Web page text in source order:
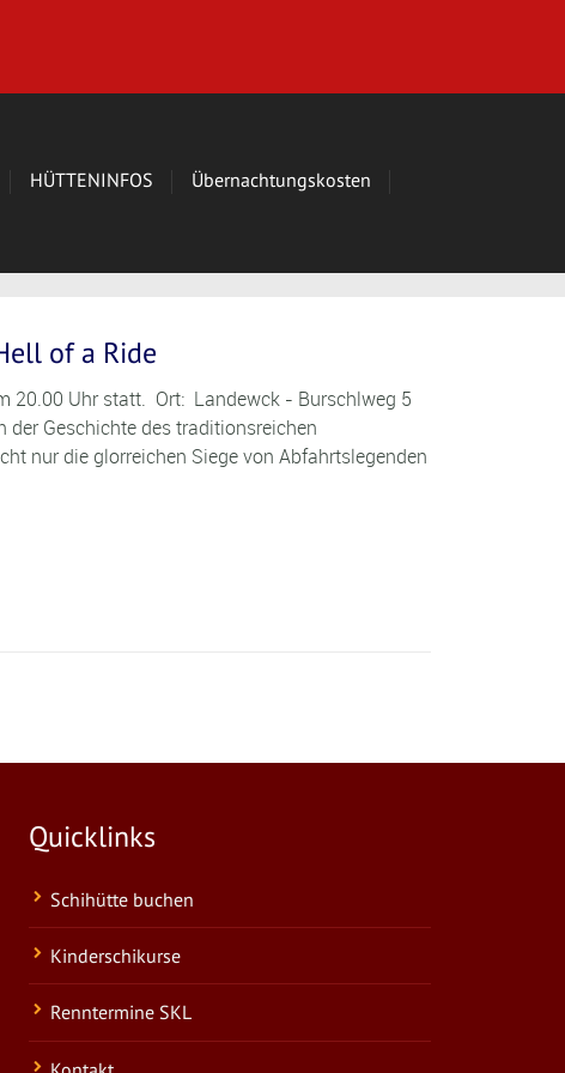
HÜTTENINFOS Übernachtungskosten
of a Ride
20.00 Uhr statt. Ort: Landewck - Burschlweg 5
der Geschichte des traditionsreichen
nur die glorreichen Siege von Abfahrtslegenden
Quicklinks
Schihütte buchen
Kinderschikurse
Renntermine SKL